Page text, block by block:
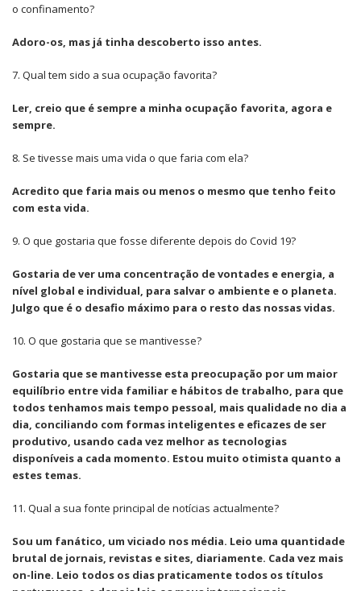
o confinamento?
Adoro-os, mas já tinha descoberto isso antes.
7. Qual tem sido a sua ocupação favorita?
Ler, creio que é sempre a minha ocupação favorita, agora e
sempre.
8. Se tivesse mais uma vida o que faria com ela?
Acredito que faria mais ou menos o mesmo que tenho feito
com esta vida.
9. O que gostaria que fosse diferente depois do Covid 19?
Gostaria de ver uma concentração de vontades e energia, a
nível global e individual, para salvar o ambiente e o planeta.
Julgo que é o desafio máximo para o resto das nossas vidas.
10. O que gostaria que se mantivesse?
Gostaria que se mantivesse esta preocupação por um maior
equilíbrio entre vida familiar e hábitos de trabalho, para que
todos tenhamos mais tempo pessoal, mais qualidade no dia a
dia, conciliando com formas inteligentes e eficazes de ser
produtivo, usando cada vez melhor as tecnologias
disponíveis a cada momento. Estou muito otimista quanto a
estes temas.
11. Qual a sua fonte principal de notícias actualmente?
Sou um fanático, um viciado nos média. Leio uma quantidade
brutal de jornais, revistas e sites, diariamente. Cada vez mais
on-line. Leio todos os dias praticamente todos os títulos